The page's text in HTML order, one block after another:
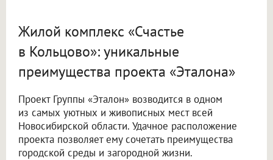
Жилой комплекс «Счастье
в Кольцово»: уникальные
преимущества проекта «Эталона»
Проект Группы «Эталон» возводится в одном
из самых уютных и живописных мест всей
Новосибирской области. Удачное расположение
проекта позволяет ему сочетать преимущества
городской среды и загородной жизни.